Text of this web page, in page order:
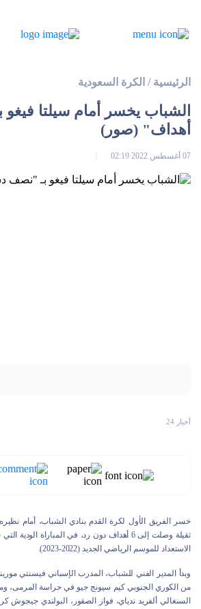
الرئيسية / الكرة السعودية
الشباب يخسر أمام سيلتا
أهداف" (صور)
07 أغسطس 2022 02:19
أخبار 24
خسر الفريق الأول لكرة القدم بنادي الشباب، أمام نظيره
ثقيلة وصلت إلى 6 أهداف دون رد، في المباراة
الاستعداد للموسم الرياضي الجديد (2022-2023).
وبدأ المدير الفني للشباب، المدرب الإسباني فيسنتي
من الكوري الجنوبي كيم سيونج جيو في حراسة المرمى،
السنغالي ألفريد ندياي، فواز الصقور، البولندي جيجوش